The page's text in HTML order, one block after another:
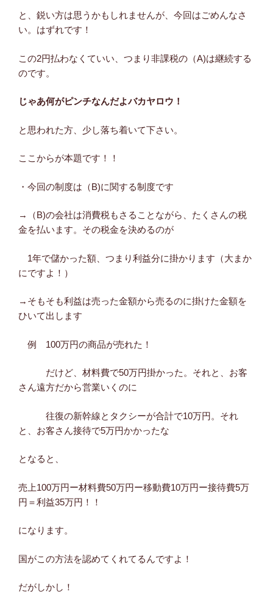
と、鋭い方は思うかもしれませんが、今回はごめんなさ
い。はずれです！
この2円払わなくていい、つまり非課税の（A)は継続する
のです。
じゃあ何がピンチなんだよバカヤロウ！
と思われた方、少し落ち着いて下さい。
ここからが本題です！！
・今回の制度は（B)に関する制度です
→（B)の会社は消費税もさることながら、たくさんの税
金を払います。その税金を決めるのが
1年で儲かった額、つまり利益分に掛かります（大まか
にですよ！）
→そもそも利益は売った金額から売るのに掛けた金額を
ひいて出します
例 100万円の商品が売れた！
だけど、材料費で50万円掛かった。それと、お客
さん遠方だから営業いくのに
往復の新幹線とタクシーが合計で10万円。それ
と、お客さん接待で5万円かかったな
となると、
売上100万円ー材料費50万円ー移動費10万円ー接待費5万
円＝利益35万円！！
になります。
国がこの方法を認めてくれてるんですよ！
だがしかし！